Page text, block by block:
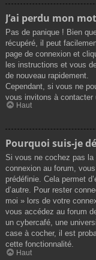
J’ai perdu mon
Pas de panique ! Bien
récupéré, il peut
page de connexion et
les instructions et vous
de nouveau rapidement.
Cependant, si vous ne
vous invitons à contacter
Haut
Pourquoi suis-je
Si vous ne cochez pas
connexion au forum,
prédéfinie. Cela permet
d’autre. Pour rester
moi » lors de votre
vous accédez au forum
un cybercafé, une
case à cocher, il est
cette fonctionnalité.
Haut